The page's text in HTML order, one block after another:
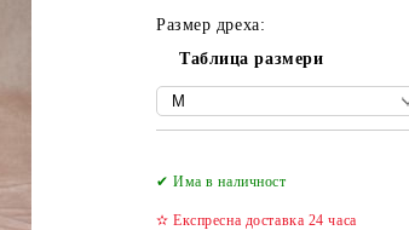
Размер дреха:
Таблица размери
✔ Има в наличност
✫ Експресна доставка 24 часа